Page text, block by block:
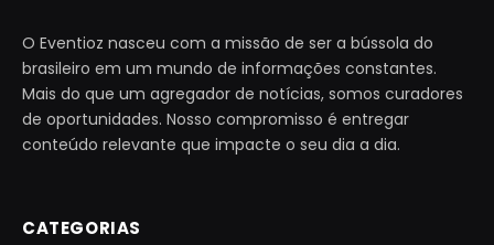
O Eventioz nasceu com a missão de ser a bússola do
brasileiro em um mundo de informações constantes.
Mais do que um agregador de notícias, somos curadores
de oportunidades. Nosso compromisso é entregar
conteúdo relevante que impacte o seu dia a dia.
CATEGORIAS